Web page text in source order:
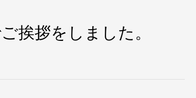
挨拶をしました。